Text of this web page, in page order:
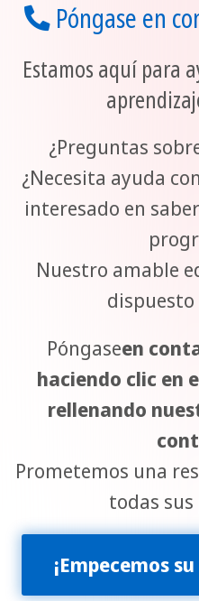
Póngase en
Estamos aquí para
¿Preguntas
¿Necesita ayuda
interesado en
Nuestro amable
Póngaseen
haciendo clic en
rellenando
Prometemos una
todas
¡Empecemos